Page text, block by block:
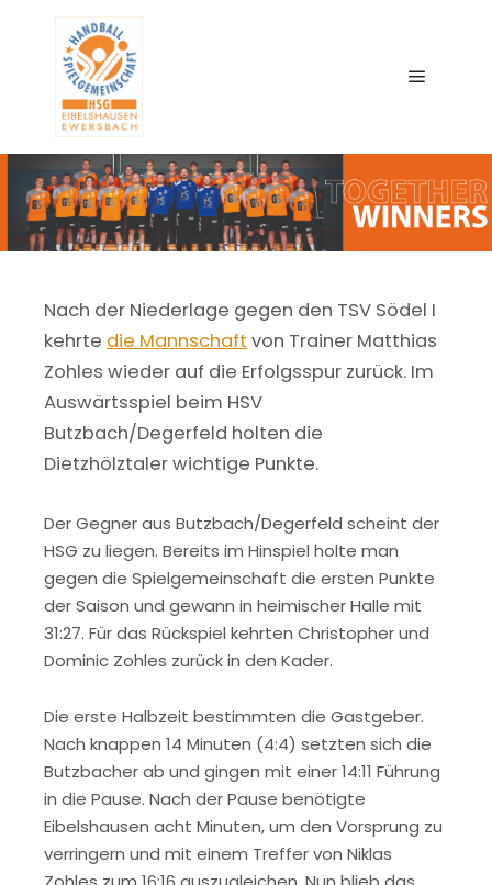
Nach der Niederlage gegen den TSV Södel I
kehrte die Mannschaft von Trainer Matthias
Zohles wieder auf die Erfolgsspur zurück. Im
Auswärtsspiel beim HSV
Butzbach/Degerfeld holten die
Dietzhölztaler wichtige Punkte.
Der Gegner aus Butzbach/Degerfeld scheint der
HSG zu liegen. Bereits im Hinspiel holte man
gegen die Spielgemeinschaft die ersten Punkte
der Saison und gewann in heimischer Halle mit
31:27. Für das Rückspiel kehrten Christopher und
Dominic Zohles zurück in den Kader.
Die erste Halbzeit bestimmten die Gastgeber.
Nach knappen 14 Minuten (4:4) setzten sich die
Butzbacher ab und gingen mit einer 14:11 Führung
in die Pause. Nach der Pause benötigte
Eibelshausen acht Minuten, um den Vorsprung zu
verringern und mit einem Treffer von Niklas